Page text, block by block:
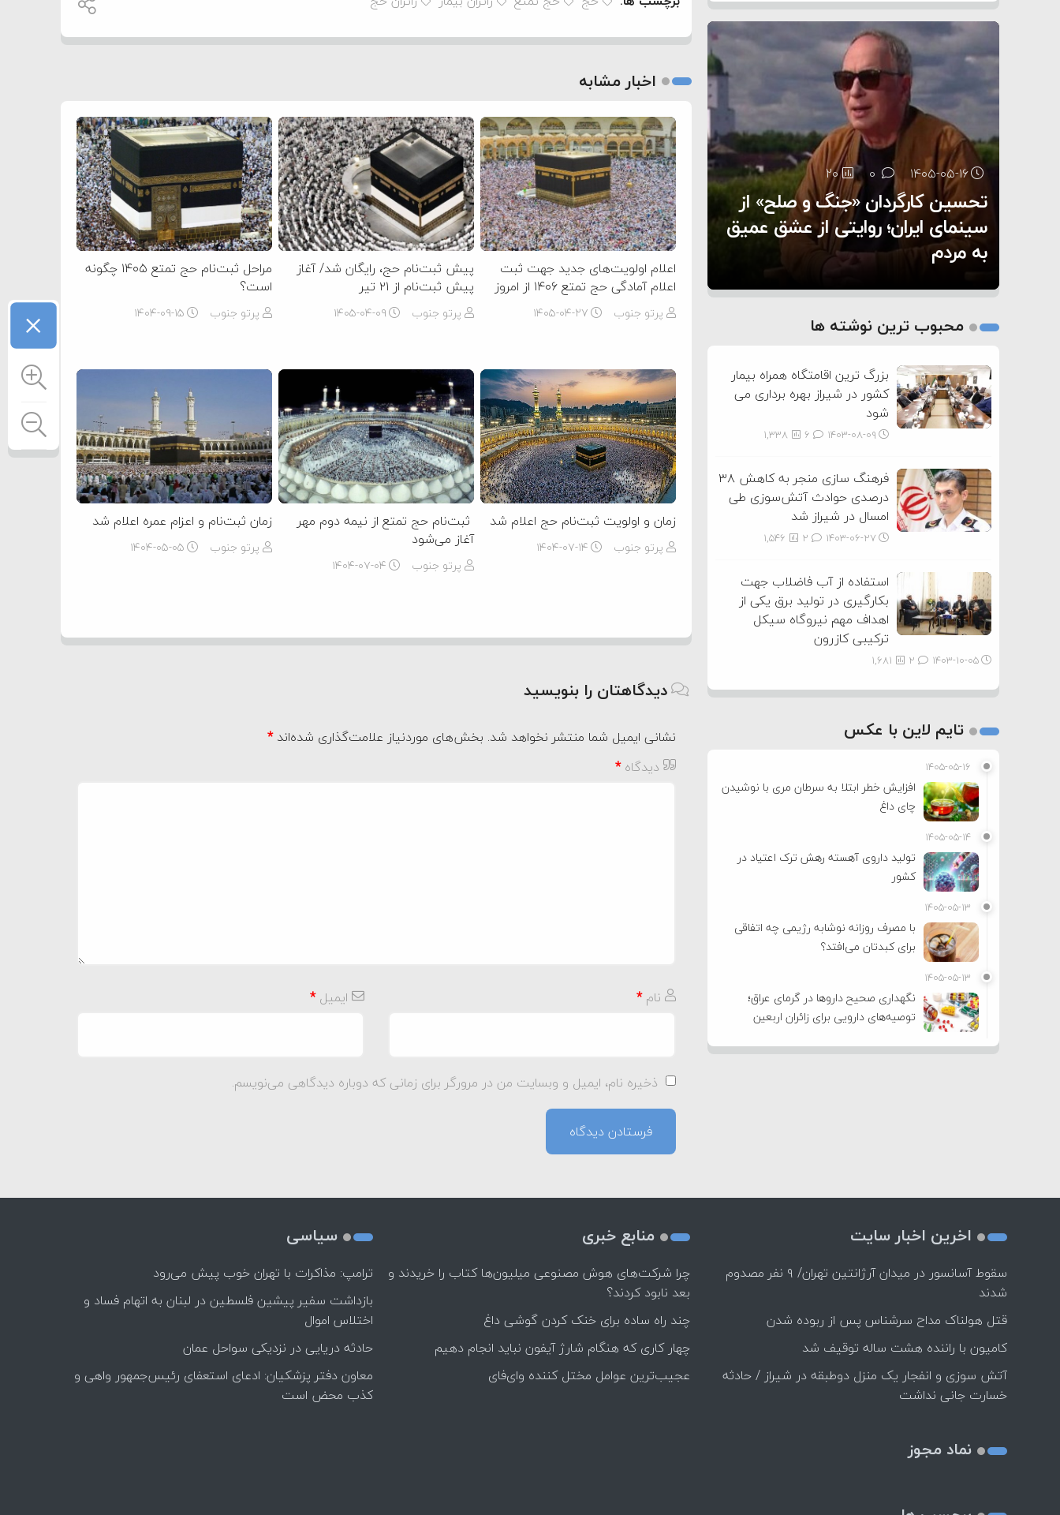
اخبار مشابه
اعلام اولویت‌های جدید جهت ثبت
اعلام آمادگی حج تمتع ۱۴۰۶ از امروز
پرتو جنوب ۱۴۰۵-۰۴-۲۷
پیش ثبت‌نام حج، رایگان شد/ آغاز
پیش ثبت‌نام از ۲۱ تیر
پرتو جنوب ۱۴۰۵-۰۴-۰۹
مراحل ثبت‌نام حج تمتع ۱۴۰۵ چگونه
است؟
پرتو جنوب ۱۴۰۴-۰۹-۱۵
زمان و اولویت‌ ثبت‌نام حج اعلام شد
پرتو جنوب ۱۴۰۴-۰۷-۱۴
ثبت‌نام حج تمتع از نیمه دوم مهر
آغاز می‌شود
پرتو جنوب ۱۴۰۴-۰۷-۰۴
زمان ثبت‌نام و اعزام عمره اعلام شد
پرتو جنوب ۱۴۰۴-۰۵-۰۵
دیدگاهتان را بنویسید
نشانی ایمیل شما منتشر نخواهد شد. بخش‌های موردنیاز علامت‌گذاری شده‌اند*
دیدگاه*
نام* ایمیل*
ذخیره نام، ایمیل و وبسایت من در مرورگر برای زمانی که دوباره دیدگاهی می‌نویسم.
ترامپ مدعی توافق تاریخی برای خلع سلاح کامل حماس شد
۸:۵۷
اعتراض عراقچی به همتای بلغارستانی به دلیل کمک به آمریکا در حملات به
ایران
۱۶:۱۹
کشورهایی که به متجاوزان کمک می کنند پاسخ سختی خواهند گرفت
۱۰:۱۵
سنتکام پایان تجاوز جدید به ایران را اعلام کرد
۶:۰۵
۱۴۰۵-۰۵-۱۶
20
تحسین کارگردان «جنگ و صلح» از
سینمای ایران؛ روایتی از عشق عمیق
به مردم
۱۴۰۵-۰۵-۱۴ 0
4
۵ شهر افسانه‌ای هخامنشی که هنوز
هم زنده هستند
۱۴۰۵-۰۵-۱۳ 0
45
هر گریه‌ای نشانه گرسنگی نیست؛
چطور زبان نوزادمان را بفهمیم؟
2
محبوب ترین نوشته ها
بزرگ ترین اقامتگاه همراه بیمار
کشور در شیراز بهره برداری می
شود
۱۴۰۳-۰۸-۰۹ 1,338
فرهنگ سازی منجر به کاهش ۳۸
درصدی حوادث آتش‌سوزی طی
امسال در شیراز شد
۱۴۰۳-۰۶-۲۷ 1,546
استفاده از آب فاضلاب جهت
بکارگیری در تولید برق یکی از
اهداف مهم نیروگاه سیکل
ترکیبی کازرون
۱۴۰۳-۱۰-۰۵ 1,681
تایم لاین با عکس
۱۴۰۵-۰۵-۱۶
افزایش خطر ابتلا به سرطان مری با نوشیدن
چای داغ
۱۴۰۵-۰۵-۱۴
تولید داروی آهسته رهش ترک اعتیاد در
کشور
۱۴۰۵-۰۵-۱۳
با مصرف روزانه نوشابه رژیمی چه اتفاقی
برای کبدتان می‌افتد؟
۱۴۰۵-۰۵-۱۳
نگهداری صحیح داروها در گرمای عراق؛
توصیه‌های دارویی برای زائران اربعین
×
اخرین اخبار سایت
سقوط آسانسور در میدان آرژانتین تهران/ ۹ نفر مصدوم
شدند
قتل هولناک مداح سرشناس پس از ربوده شدن
کامیون با راننده هشت ساله توقیف شد
آتش سوزی و انفجار یک منزل دوطبقه در شیراز / حادثه
خسارت جانی نداشت
نماد مجوز
منابع خبری
چرا شرکت‌های هوش مصنوعی میلیون‌ها کتاب را خریدند و
بعد نابود کردند؟
چند راه‌ ساده برای خنک کردن گوشی داغ
چهار کاری که هنگام شارژ آیفون نباید انجام دهیم
عجیب‌ترین عوامل مختل کننده وای‌فای
سیاسی
ترامپ: مذاکرات با تهران خوب پیش می‌رود
بازداشت سفیر پیشین فلسطین در لبنان به اتهام فساد و
اختلاس اموال
حادثه دریایی در نزدیکی سواحل عمان
معاون دفتر پزشکیان: ادعای استعفای رئیس‌جمهور واهی و
کذب محض است